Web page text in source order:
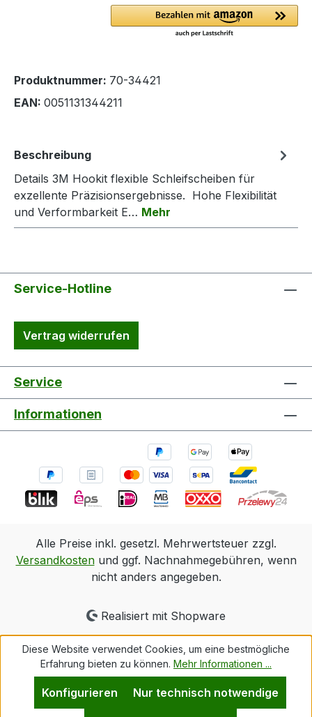
Produktnummer: 70-34421
EAN: 0051131344211
Beschreibung
Details 3M Hookit flexible Schleifscheiben für
exzellente Präzisionsergebnisse. Hohe Flexibilität
und Verformbarkeit E… Mehr
Service-Hotline
Vertrag widerrufen
Service
Informationen
Alle Preise inkl. gesetzl. Mehrwertsteuer zzgl.
Versandkostenund ggf. Nachnahmegebühren, wenn
nicht anders angegeben.
Realisiert mit Shopware
Diese Website verwendet Cookies, um eine bestmögliche
Erfahrung bieten zu können. Mehr Informationen ...
Nur technisch notwendige
Konfigurieren